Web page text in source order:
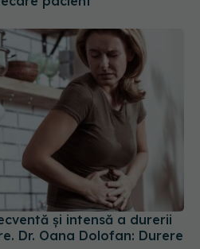
și intensă a durerii
Dr. Oana Dolofan: Durere